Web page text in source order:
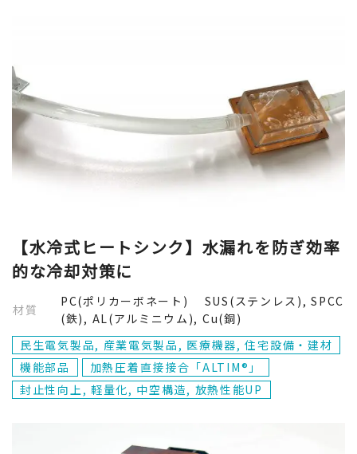
業界から探す
産業電気製品
輸送・宇宙
電池
医療機器
住宅設備・建材
PPS(ポリフェニレンサルファイド)
PA(ポリアミド、ナイロン)
ABS(アクリロニトリル・ブタジエン・スチレン)
PBT(ポリブチレンテレフタレート)
POM(ポリアセタール)
PEEK(ポリエーテルエーテルケトン)
用途から探す
意匠部品
構造部品
機能部品
接合方式から探す
加熱圧着直接接合「ALTIM®」
インサート成形接合
製品付加特性から探す
部品点数削減
接合強度向上
軽量化
小型化
高意匠性
ウェアラブル
【水冷式ヒートシンク】水漏れを防ぎ効率
的な冷却対策に
材質
PC(ポリカーボネート) SUS(ステンレス), SPCC
(鉄), AL(アルミニウム), Cu(銅)
民生電気製品, 産業電気製品, 医療機器, 住宅設備・建材
機能部品
加熱圧着直接接合「ALTIM®」
封止性向上, 軽量化, 中空構造, 放熱性能UP